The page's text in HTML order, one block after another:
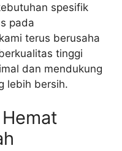
spesifik
pada
terus berusaha
tinggi
dan mendukung
lebih bersih.